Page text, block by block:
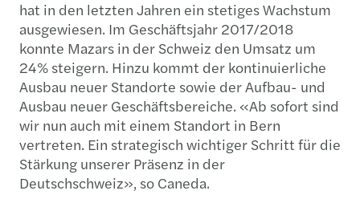
hat in den letzten Jahren ein stetiges Wachstum
ausgewiesen. Im Geschäftsjahr 2017/2018
konnte Mazars in der Schweiz den Umsatz um
24% steigern. Hinzu kommt der kontinuierliche
Ausbau neuer Standorte sowie der Aufbau- und
Ausbau neuer Geschäftsbereiche. «Ab sofort sind
wir nun auch mit einem Standort in Bern
vertreten. Ein strategisch wichtiger Schritt für die
Stärkung unserer Präsenz in der
Deutschschweiz», so Caneda.